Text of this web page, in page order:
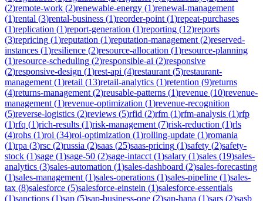
(2)remote-work (2)renewable-energy (1)renewal-management
(1)rental (3)rental-business (1)reorder-point (1)repeat-purchases
(1)replication (1)report-generation (1)reporting (12)reports
(3)repricing (1)reputation (1)reputation-management (2)reserved-
instances (1)resilience (2)resource-allocation (1)resource-planning
(1)resource-scheduling (2)responsible-ai (2)responsive
(2)responsive-design (1)rest-api (4)restaurant (5)restaurant-
management (1)retail (13)retail-analytics (1)retention (9)returns
(4)returns-management (2)reusable-patterns (1)revenue (10)revenue-
management (1)revenue-optimization (1)revenue-recognition
(5)reverse-logistics (2)reviews (5)rfid (2)rfm (1)rfm-analysis (1)rfp
(1)rfq (1)rich-results (1)risk-management (7)risk-reduction (1)rls
(4)rohs (1)roi (34)roi-optimization (1)rolling-update (1)romania
(1)rpa (3)rsc (2)russia (2)saas (25)saas-pricing (1)safety (2)safety-
stock (1)sage (1)sage-50 (2)sage-intacct (1)salary (1)sales (19)sales-
analytics (3)sales-automation (1)sales-dashboard (2)sales-forecasting
(1)sales-management (1)sales-operations (1)sales-pipeline (1)sales-
tax (8)salesforce (5)salesforce-einstein (1)salesforce-essentials
(1)sanctions (1)sap (5)sap-business-one (2)sap-hana (1)sars (2)sasb